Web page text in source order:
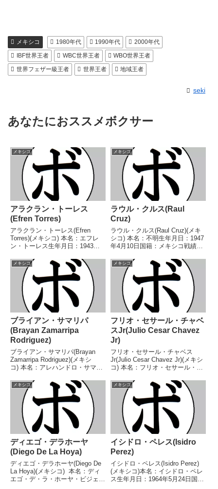
メキシコ 1980年代 1990年代
2000年代
IBF世界王者
WBC世界王者
WBO世界王者
世界フェザー級王者
世界王者 地域王者
seki
あなたにおススメボクサー
メキシコ
アラクラン・トーレス
(Efren Torres)
アラクラン・トーレス(Efren
Torres)(メキシコ) 本名：エフレ
ン・トーレス生年月日：1943年
74戦64勝(41KO)9敗1分 【獲得タ
イトル】メキシコフライ級王座第
7代WBC世界フライ級王座 【...
メキシコ
ラウル・クルス(Raul
Cruz)
ラウル・クルス(Raul Cruz)(メキ
シコ) 本名：不明生年月日：1947
年4月10日国籍：メキシコ戦績：
タイトル】なし 【戦歴】
1965/07/31 ○2RKO ラロ・フ
ローレス(メキシコ)1...
メキシコ
ブライアン・サマリパ
(Brayan Zamarripa
Rodriguez)
ブライアン・サマリパ(Brayan
Zamarripa Rodriguez)(メキシ
コ) 本名：アレハンドロ・サマリ
年8月21日国籍：メキシコ戦績：
18戦15勝(6KO)3敗 【獲得タイト
ル】なし 【戦歴】2...
メキシコ
フリオ・セサール・チャベ
スJr(Julio Cesar Chavez
Jr)
フリオ・セサール・チャベス
Jr(Julio Cesar Chavez Jr)(メキシ
コ) 本名：フリオ・セサール・チ
1986年2月16日国籍：メキシコ戦
績：65戦56勝(36KO)7敗1分1無効
試合 【獲得タイトル...
メキシコ
ディエゴ・デラホーヤ
(Diego De La Hoya)
ディエゴ・デラホーヤ(Diego De
La Hoya)(メキシコ) 本名：ディ
エゴ・デ・ラ・ホーヤ・ビジェガ
メキシコ
イシドロ・ペレス(Isidro
Perez)
イシドロ・ペレス(Isidro Perez)
(メキシコ)本名：イシドロ・ペレ
ス生年月日：1964年5月24日国